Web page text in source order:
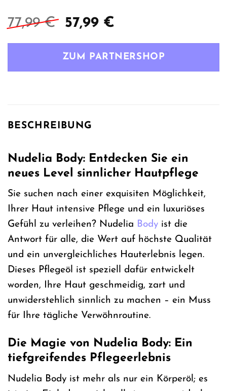
77,99€
Ursprünglicher
war:
57,99 €Aktueller
ist:
ZUM PARTNERSHOP
BESCHREIBUNG
Nudelia Body: Entdecken Sie ein
neues Level sinnlicher Hautpflege
Sie suchen nach einer exquisiten Möglichkeit,
Ihrer Haut intensive Pflege und ein luxuriöses
Gefühl zu verleihen? Nudelia Body ist die
Antwort für alle, die Wert auf höchste Qualität
und ein unvergleichliches Hauterlebnis legen.
Dieses Pflegeöl ist speziell dafür entwickelt
worden, Ihre Haut geschmeidig, zart und
unwiderstehlich sinnlich zu machen – ein Muss
für Ihre tägliche Verwöhnroutine.
Die Magie von Nudelia Body: Ein
tiefgreifendes Pflegeerlebnis
Nudelia Body ist mehr als nur ein Körperöl; es